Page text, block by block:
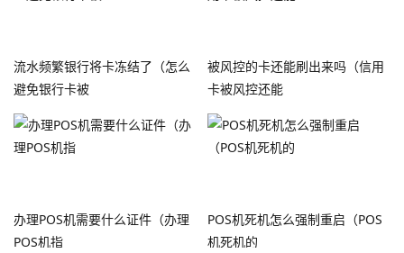
流水频繁银行将卡冻结了（怎么
避免银行卡被
被风控的卡还能刷出来吗（信用
卡被风控还能
办理POS机需要什么证件（办理
POS机指
POS机死机怎么强制重启（POS
机死机的